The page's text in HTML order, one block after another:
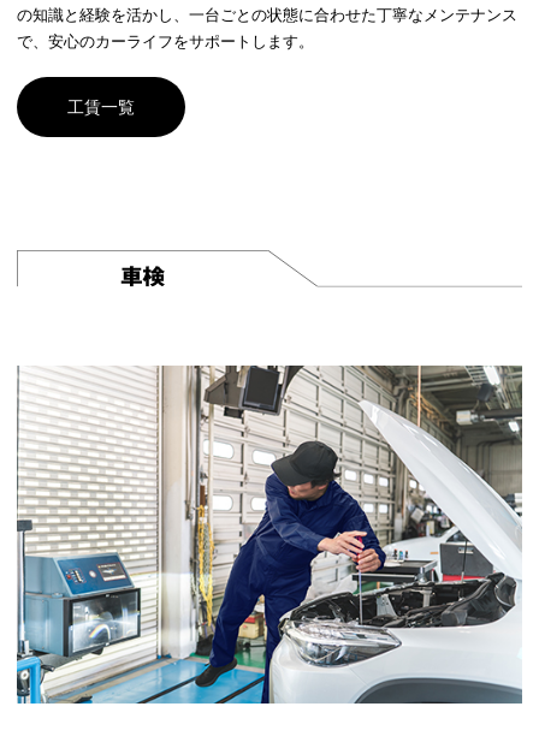
の知識と経験を活かし、一台ごとの状態に合わせた丁寧なメンテナンス
で、安心のカーライフをサポートします。
工賃一覧